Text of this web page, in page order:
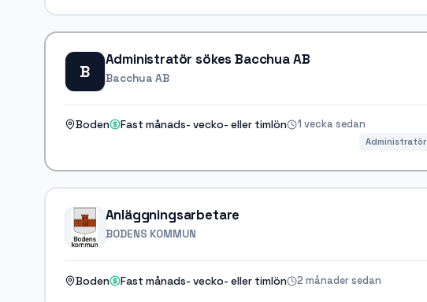
B
Administratör sökes Bacchua AB
Bacchua AB
Boden Fast månads- vecko- eller timlön 1 vecka sedan
Administratör
Anläggningsarbetare
BODENS KOMMUN
Boden Fast månads- vecko- eller timlön 2 månader sedan